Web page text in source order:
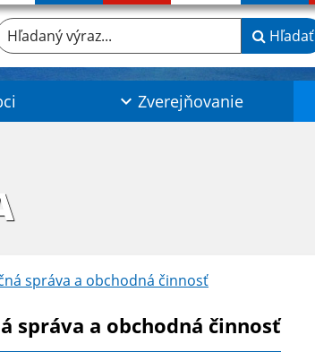
výraz... Hľadať
Zverejňovanie
správa a obchodná činnosť
správa a obchodná činnosť